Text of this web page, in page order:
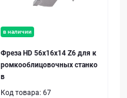
в наличии
Фреза HD 56х16x14 Z6 для к
ромкооблицовочных станко
в
Код товара: 67